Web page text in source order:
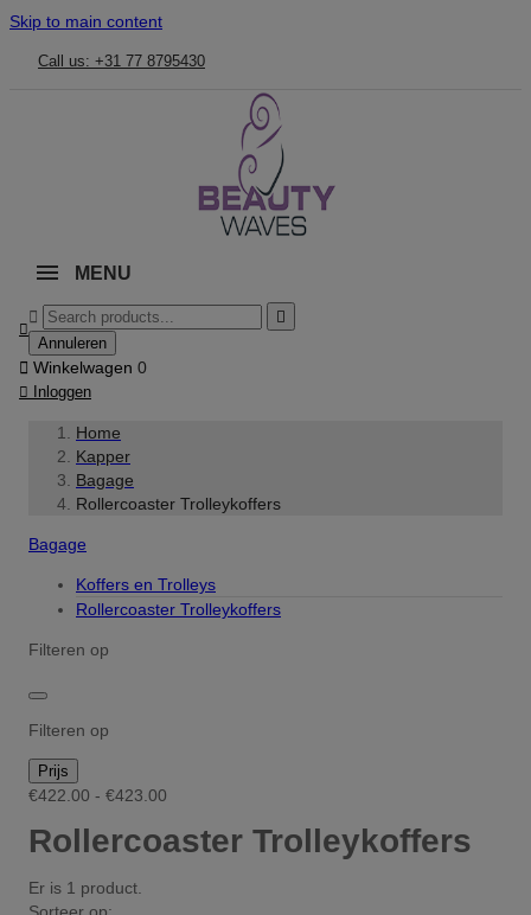
Skip to main content
Call us: +31 77 8795430
MENU



Annuleren
 Winkelwagen 0
 Inloggen
Home
Kapper
Bagage
Rollercoaster Trolleykoffers
Bagage
Koffers en Trolleys
Rollercoaster Trolleykoffers
Filteren op
Filteren op
Prijs
€422.00 - €423.00
Rollercoaster Trolleykoffers
Er is 1 product.
Sorteer op: